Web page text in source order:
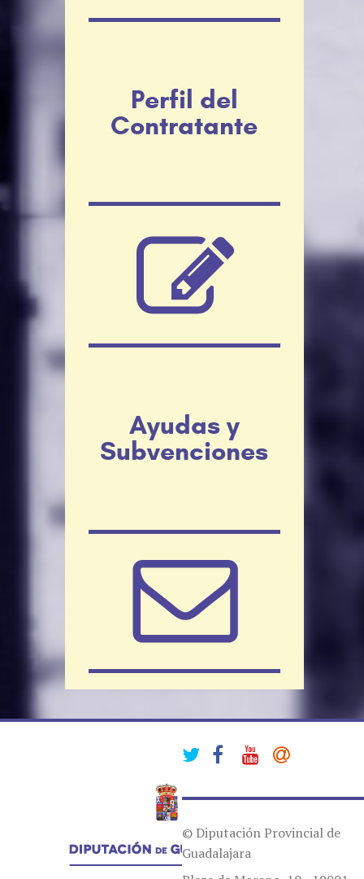
Perfil del
Contratante
Ayudas y
Subvenciones
© Diputación Provincial de
Guadalajara